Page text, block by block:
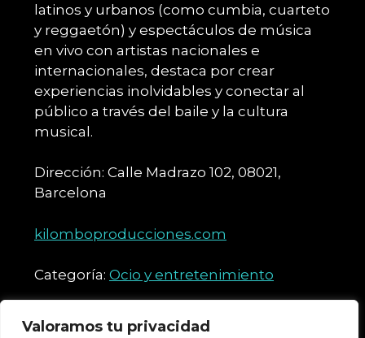
Valoramos tu privacidad
latinos y urbanos (como cumbia, cuarteto
y reggaetón) y espectáculos de música
en vivo con artistas nacionales e
internacionales, destaca por crear
experiencias inolvidables y conectar al
público a través del baile y la cultura
musical.
Dirección: Calle Madrazo 102, 08021,
Barcelona
kilomboproducciones.com
Categoría: Ocio y entretenimiento